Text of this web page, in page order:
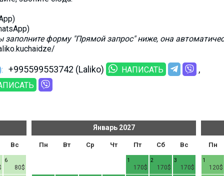
заполните форму "Прямой запрос" ниже, она
+995599553742 (Laliko) НАПИСАТЬ
Вс
80$
6
Январь 2027
Пн Вт Ср Чт Пт Сб Вс
170$
1
170$
2
170$
3
Пн
120$
1